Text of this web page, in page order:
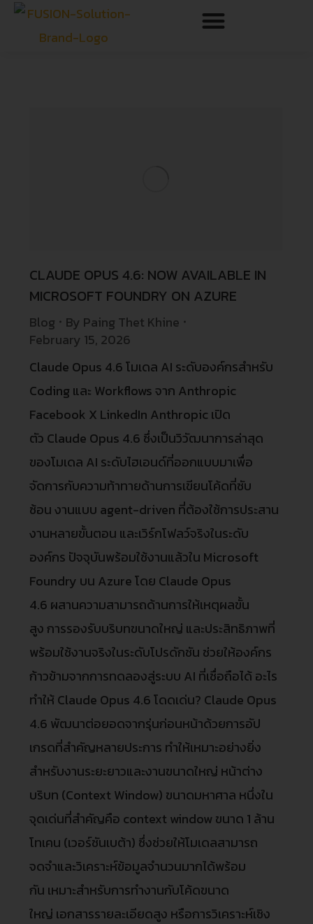
CLAUDE OPUS 4.6: NOW AVAILABLE IN
MICROSOFT FOUNDRY ON AZURE
Blog By Paing Thet Khine
February 15, 2026
Claude Opus 4.6 โมเดล AI ระดับองค์กรสำหรับ
Coding และ Workflows จาก Anthropic
Facebook X LinkedIn Anthropic เปิด
ตัว Claude Opus 4.6 ซึ่งเป็นวิวัฒนาการล่าสุด
ของโมเดล AI ระดับไฮเอนด์ที่ออกแบบมาเพื่อ
จัดการกับความท้าทายด้านการเขียนโค้ดที่ซับ
ซ้อน งานแบบ agent-driven ที่ต้องใช้การประสาน
งานหลายขั้นตอน และเวิร์กโฟลว์จริงในระดับ
องค์กร ปัจจุบันพร้อมใช้งานแล้วใน Microsoft
Foundry บน Azure โดย Claude Opus
4.6 ผสานความสามารถด้านการให้เหตุผลขั้น
สูง การรองรับบริบทขนาดใหญ่ และประสิทธิภาพที่
พร้อมใช้งานจริงในระดับโปรดักชัน ช่วยให้องค์กร
ก้าวข้ามจากการทดลองสู่ระบบ AI ที่เชื่อถือได้ อะไร
ทำให้ Claude Opus 4.6 โดดเด่น? Claude Opus
4.6 พัฒนาต่อยอดจากรุ่นก่อนหน้าด้วยการอัป
เกรดที่สำคัญหลายประการ ทำให้เหมาะอย่างยิ่ง
สำหรับงานระยะยาวและงานขนาดใหญ่ หน้าต่าง
บริบท (Context Window) ขนาดมหาศาล หนึ่งใน
จุดเด่นที่สำคัญคือ context window ขนาด 1 ล้าน
โทเคน (เวอร์ชันเบต้า) ซึ่งช่วยให้โมเดลสามารถ
จดจำและวิเคราะห์ข้อมูลจำนวนมากได้พร้อม
กัน เหมาะสำหรับการทำงานกับโค้ดขนาด
ใหญ่ เอกสารรายละเอียดสูง หรือการวิเคราะห์เชิง